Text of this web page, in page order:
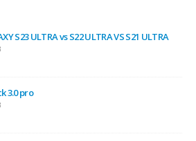
S23 ULTRA vs S22 ULTRA VS S21 ULTRA
3.0 pro